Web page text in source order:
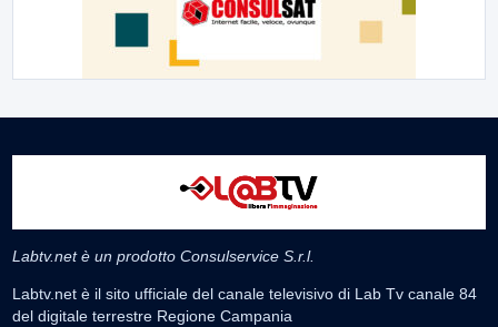
Labtv.net è un prodotto Consulservice S.r.l.
Labtv.net è il sito ufficiale del canale televisivo di Lab Tv canale 84
del digitale terrestre Regione Campania